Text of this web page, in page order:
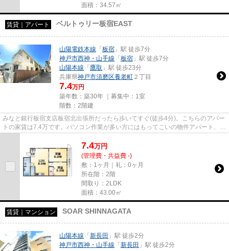
面積：34.57㎡
賃貸｜アパート ベルトゥリー板宿EAST
山陽電鉄本線 「 板宿 」駅 徒歩7分
神戸市西神・山手線 「 板宿 」駅 徒歩7分
山陽本線 「 鷹取 」駅 徒歩23分
兵庫県神戸市須磨区養老町 ２丁目
7.4万円
築年数：築30年 ｜募集中： 1室
階数：2階建
みなと銀行板宿支店板宿北出張所だったら歩いてすぐ(徒歩4分)。こちらのアパー
トの家賃は7.4万です。パソコン作業が多い方にはもってこいの物件アパート、光
7.4万円
(管理費・共益費 -)
敷：1ヶ月｜礼：0ヶ月
所在階：2階
間取り：2LDK
面積：43.00㎡
賃貸｜マンション SOAR SHINNAGATA
山陽本線 「 新長田 」駅 徒歩2分
神戸市西神・山手線 「 新長田 」駅 徒歩2分